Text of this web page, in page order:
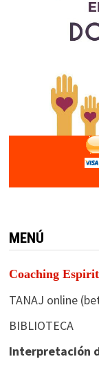
MENÚ
Coaching
TANAJ online
BIBLIOTECA
Interpretación